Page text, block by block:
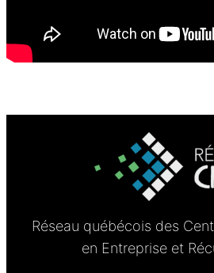
Réseau québécois des
en Entreprise et